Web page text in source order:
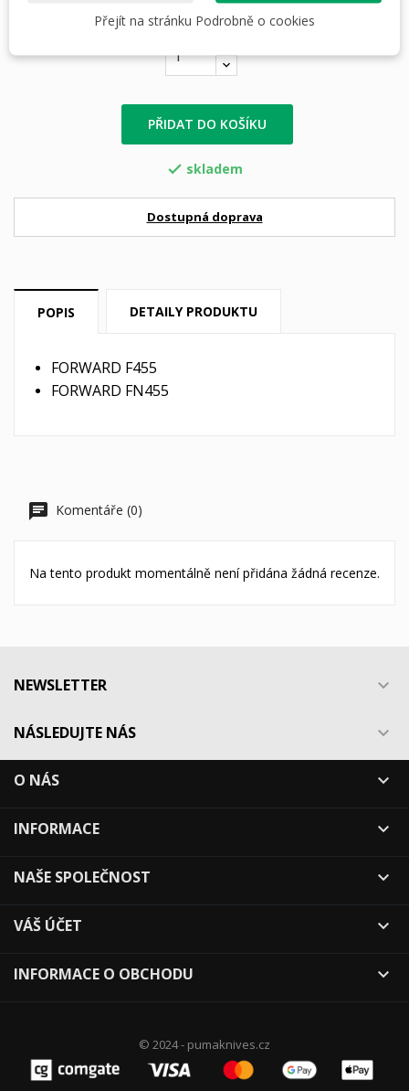
Počet
PŘIDAT DO KOŠÍKU
 skladem
Dostupná doprava
POPIS DETAILY PRODUKTU
FORWARD F455
FORWARD FN455
Komentáře (0)
Na tento produkt momentálně není přidána žádná recenze.
NEWSLETTER 
NÁSLEDUJTE NÁS 
O NÁS 
INFORMACE 
NAŠE SPOLEČNOST 
VÁŠ ÚČET 
INFORMACE O OBCHODU 
© 2024 - pumaknives.cz
Přejít na stránku Podrobně o cookies